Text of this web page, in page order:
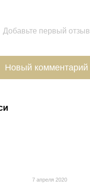
Добавьте первый отзыв
Новый комментарий
7 апреля 2020